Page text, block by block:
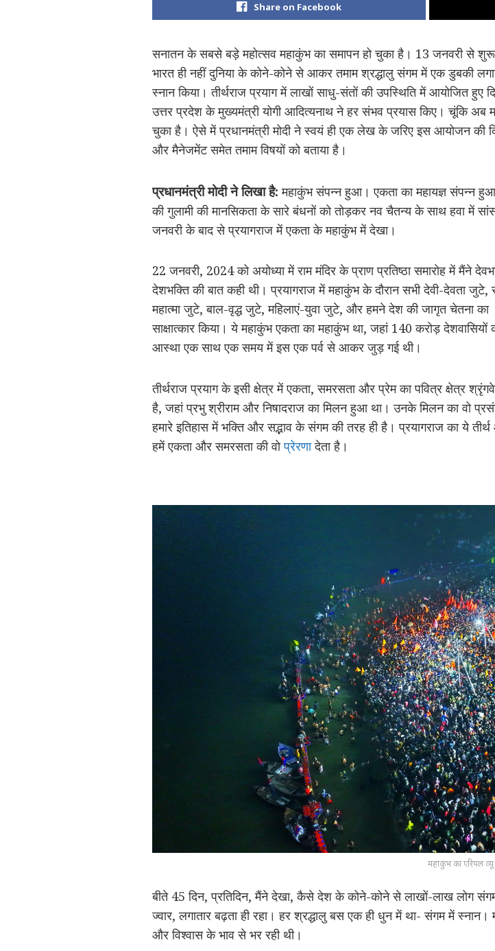
Share on Facebook
सनातन के सबसे बड़े महोत्सव महाकुंभ का समापन हो चुका है। 13 जनवरी से
भारत ही नहीं दुनिया के कोने-कोने से आकर तमाम श्रद्धालु संगम में एक
स्नान किया। तीर्थराज प्रयाग में लाखों साधु-संतों की उपस्थिति में आयोजित हुए
उत्तर प्रदेश के मुख्यमंत्री योगी आदित्यनाथ ने हर संभव प्रयास किए। चूंकि अब
चुका है। ऐसे में प्रधानमंत्री मोदी ने स्वयं ही एक लेख के जरिए इस आयोजन की
और मैनेजमेंट समेत तमाम विषयों को बताया है।
प्रधानमंत्री मोदी ने लिखा है: महाकुंभ संपन्न हुआ। एकता का महायज्ञ संपन्न
की गुलामी की मानसिकता के सारे बंधनों को तोड़कर नव चैतन्य के साथ हवा में
जनवरी के बाद से प्रयागराज में एकता के महाकुंभ में देखा।
22 जनवरी, 2024 को अयोध्या में राम मंदिर के प्राण प्रतिष्ठा समारोह में मैंने
देशभक्ति की बात कही थी। प्रयागराज में महाकुंभ के दौरान सभी देवी-देवता
महात्मा जुटे, बाल-वृद्ध जुटे, महिलाएं-युवा जुटे, और हमने देश की जागृत चेतना का
साक्षात्कार किया। ये महाकुंभ एकता का महाकुंभ था, जहां 140 करोड़ देशवासियों
आस्था एक साथ एक समय में इस एक पर्व से आकर जुड़ गई थी।
तीर्थराज प्रयाग के इसी क्षेत्र में एकता, समरसता और प्रेम का पवित्र क्षेत्र
है, जहां प्रभु श्रीराम और निषादराज का मिलन हुआ था। उनके मिलन का वो
हमारे इतिहास में भक्ति और सद्भाव के संगम की तरह ही है। प्रयागराज का ये
हमें एकता और समरसता की वोप्रेरणादेता है।
महाकुंभ का एरियल व्यू
बीते 45 दिन, प्रतिदिन, मैंने देखा, कैसे देश के कोने-कोने से लाखों-लाख लोग
ज्वार, लगातार बढ़ता ही रहा। हर श्रद्धालु बस एक ही धुन में था- संगम में स्नान।
और विश्वास के भाव से भर रही थी।